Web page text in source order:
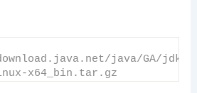
java/GA/
x64_bin.tar.gz